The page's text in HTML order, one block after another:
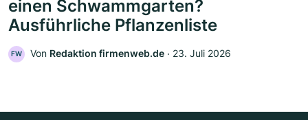
einen Schwammgarten?
Ausführliche Pflanzenliste
FW Von Redaktion firmenweb.de ‧ 23. Juli 2026